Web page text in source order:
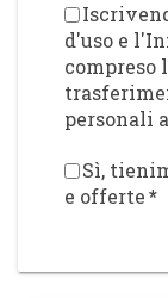
d'uso e
compreso
personali
Sì,
e offerte*